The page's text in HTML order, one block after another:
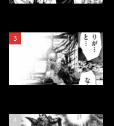
3
4